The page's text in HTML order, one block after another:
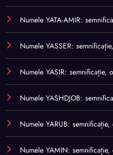
Numele YATA-AMIR:
Numele YASSER:
Numele YASIR: semnificație,
Numele YASHDJOB:
Numele YARUB:
Numele YAMIN: